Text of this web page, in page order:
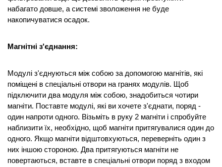
набагато довше, а системі зволоження не буде
накопичуватися осадок.
Магнітні з'єднання:
Модулі з'єднуються між собою за допомогою магнітів, які
поміщені в спеціальні отвори на гранях модулів. Щоб
підключити два модуля між собою, знадобиться чотири
магніти. Поставте модулі, які ви хочете з'єднати, поряд -
один напроти одного. Візьміть в руку 2 магніти і спробуйте
наблизити їх, необхідно, щоб магніти притягувалися один до
одного. Якщо магніти відштовхуються, переверніть один з
них іншою стороною. Два притягуються магніти не
повертаються, вставте в спеціальні отвори поряд з входом